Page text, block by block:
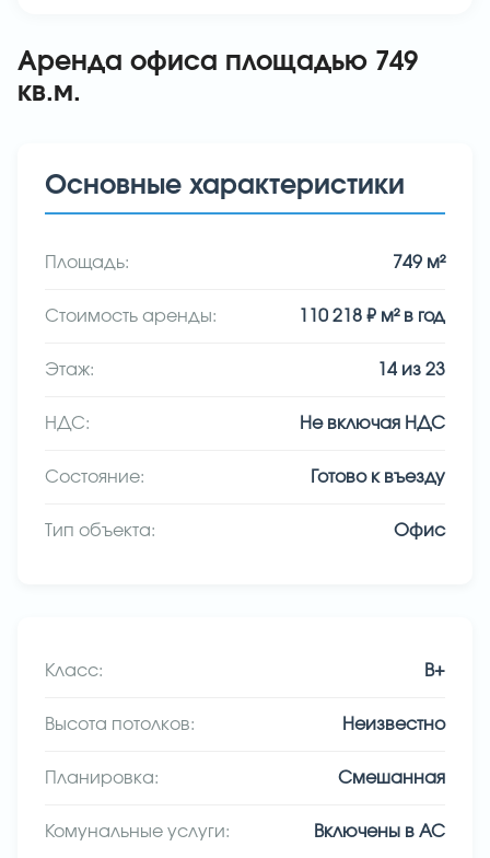
Аренда офиса площадью 749
кв.м.
Основные характеристики
Площадь: 749 м²
Стоимость аренды: 110 218 ₽ м² в год
Этаж: 14 из 23
НДС: Не включая НДС
Состояние: Готово к въезду
Тип объекта: Офис
Класс: B+
Высота потолков: Неизвестно
Планировка: Смешанная
Комунальные услуги: Включены в АС